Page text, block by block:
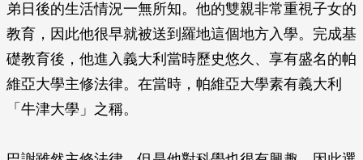
弟日後的生活情況一無所知。他的雙親非常重視子女的
教育，因此他很早就被送到羅地這個地方入學。完成基
礎教育後，他進入義大利當時歷史悠久、享有盛名的帕
維亞大學主修法律。在當時，帕維亞大學素有義大利
「牛津大學」之稱。